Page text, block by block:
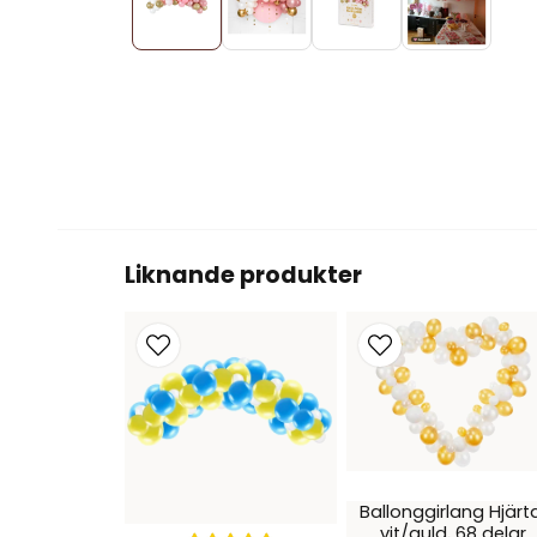
Liknande produkter
Ballonggirlang